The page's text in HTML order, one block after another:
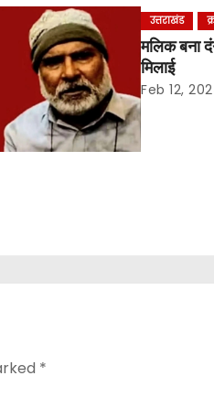
उत्तराखंड
मलिक बना
मिलाई
Feb 12,
*